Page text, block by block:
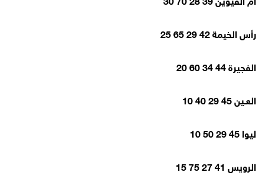
رأس الخيمة 42 29 65 25
الفجيرة 44 34 60 20
العـين 45 29 40 10
ليوا 45 29 50 10
الرويس 41 27 75 15